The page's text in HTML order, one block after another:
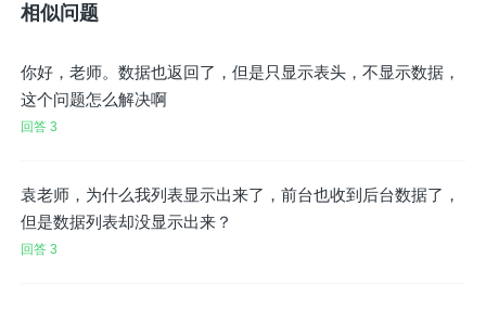
相似问题
你好，老师。数据也返回了，但是只显示表头，不显示数据，
这个问题怎么解决啊
回答 3
袁老师，为什么我列表显示出来了，前台也收到后台数据了，
但是数据列表却没显示出来？
回答 3